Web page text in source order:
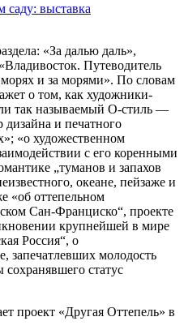
саду: выставка
«За далью даль»,
Путеводитель
и за морями». По словам
о том, как художники-
так называемый О-стиль —
и печатного
«о художественном
с его коренными
„туманов и запахов
океане, пейзаже и
«об оттепельном
Сан-Франциско“, проекте
крупнейшей в мире
Россия“, о
запечатлевших молодость
сохранявшего статус